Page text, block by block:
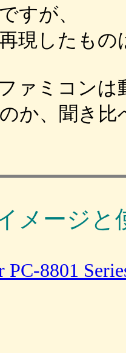
すが、
現したも
ァミコン
か、聞き
メージと
PC-8801